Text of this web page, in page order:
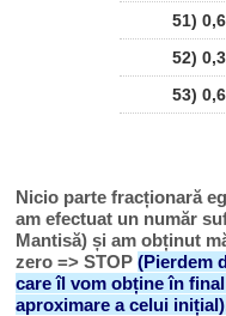
51)
52)
53)
Nicio parte fracționară
am efectuat un număr
Mantisă) și am obținut
zero => STOP(Pierdem
care îl vom obține în
aproximare a celui